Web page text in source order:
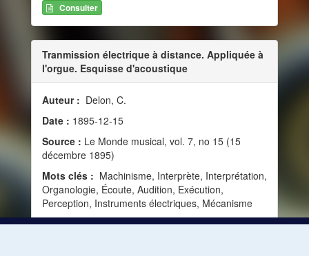
Consulter
Tranmission électrique à distance. Appliquée à
l'orgue. Esquisse d'acoustique
Auteur : Delon, C.
Date : 1895-12-15
Source : Le Monde musical, vol. 7, no 15 (15
décembre 1895)
Mots clés : Machinisme, Interprète, Interprétation,
Organologie, Écoute, Audition, Exécution,
Perception, Instruments électriques, Mécanisme